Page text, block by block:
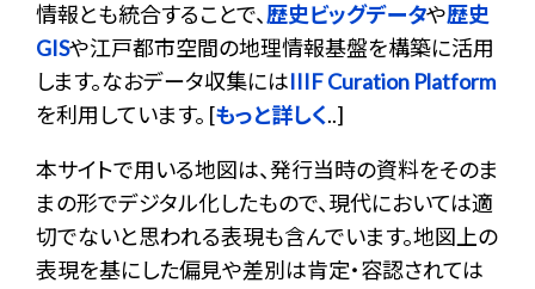
情報とも統合することで、歴史ビッグデータや歴史
GISや江戸都市空間の地理情報基盤を構築に活用
します。なおデータ収集にはIIIF Curation Platform
を利用しています。 [もっと詳しく..]
本サイトで用いる地図は、発行当時の資料をそのま
まの形でデジタル化したもので、現代においては適
切でないと思われる表現も含んでいます。地図上の
表現を基にした偏見や差別は肯定・容認されては